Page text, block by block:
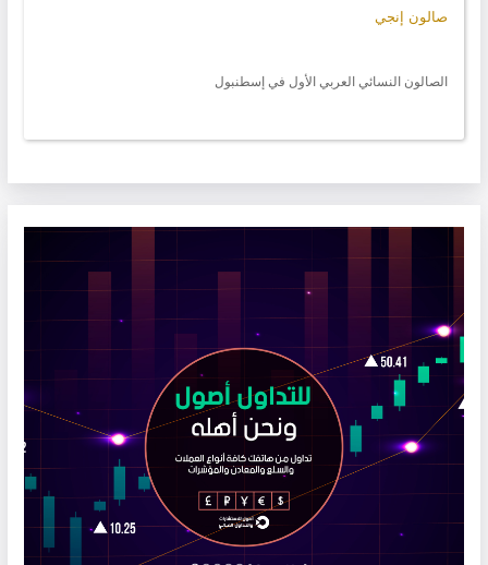
صالون إنجي
الصالون النسائي العربي الأول في إسطنبول